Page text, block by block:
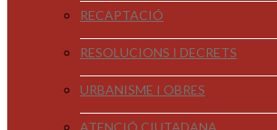
RECAPTACIÓ
RESOLUCIONS I DECRETS
URBANISME I OBRES
ATENCIÓ CIUTADANA